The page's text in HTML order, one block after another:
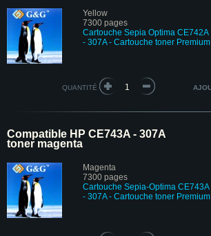
Yellow
7300 pages
Cartouche Sepia Optima CE742A
- 307A - Cartouche toner Premium
QUANTITÉ
Compatible HP CE743A - 307A
toner magenta
Magenta
7300 pages
Cartouche Sepia-Optima CE743A
- 307A - Cartouche toner Premium